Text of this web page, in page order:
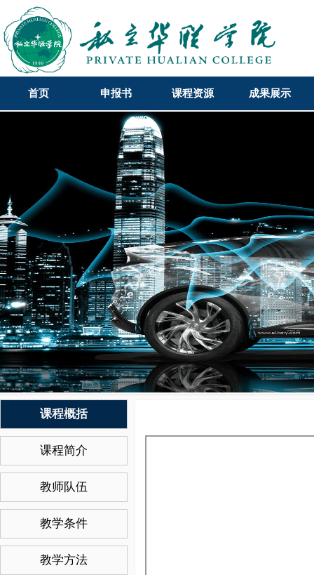
首页 申报书 课程资源 成果展示
课程概括
课程简介
教师队伍
教学条件
教学方法